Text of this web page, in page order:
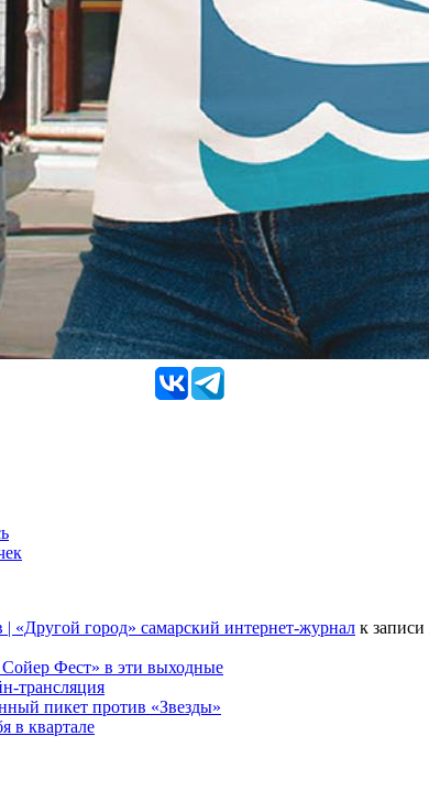
«Другой город» самарский интернет-журнал к записи
Фест» в эти выходные
трансляция
пикет против «Звезды»
в квартале